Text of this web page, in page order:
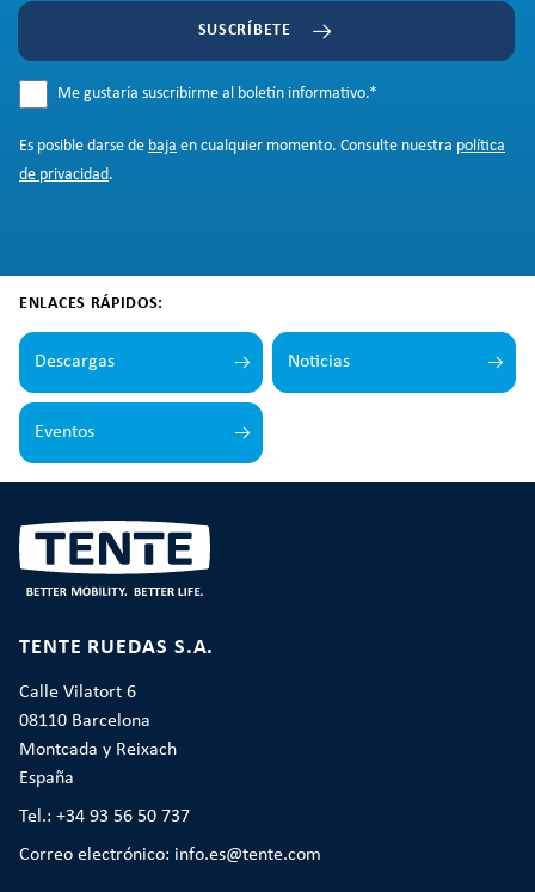
SUSCRÍBETE
Me gustaría suscribirme al boletín informativo.*
Es posible darse de baja en cualquier momento. Consulte nuestra política
de privacidad.
ENLACES RÁPIDOS:
Descargas Noticias
Eventos
TENTE RUEDAS S.A.
Calle Vilatort 6
08110 Barcelona
Montcada y Reixach
España
Tel.: +34 93 56 50 737
Correo electrónico: info.es@tente.com